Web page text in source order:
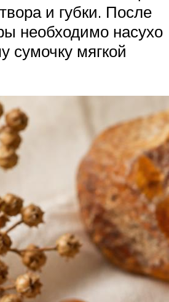
и губки. После
необходимо насухо
сумочку мягкой